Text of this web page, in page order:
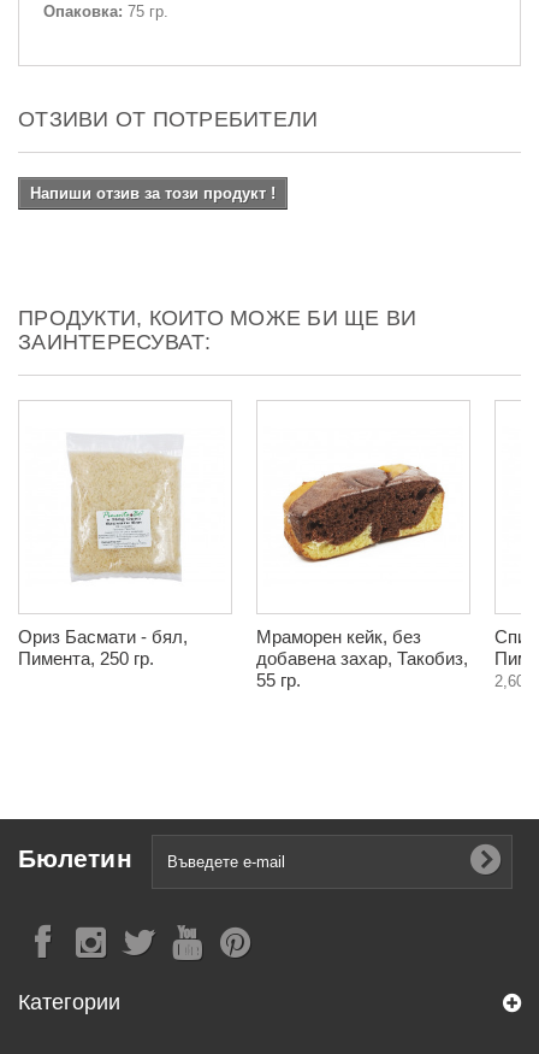
Опаковка: 75 гр.
ОТЗИВИ ОТ ПОТРЕБИТЕЛИ
Напиши отзив за този продукт !
ПРОДУКТИ, КОИТО МОЖЕ БИ ЩЕ ВИ
ЗАИНТЕРЕСУВАТ:
Ориз Басмати - бял,
Пимента, 250 гр.
Мраморен кейк, без
добавена захар, Такобиз,
55 гр.
2,60 €
Бюлетин
Категории